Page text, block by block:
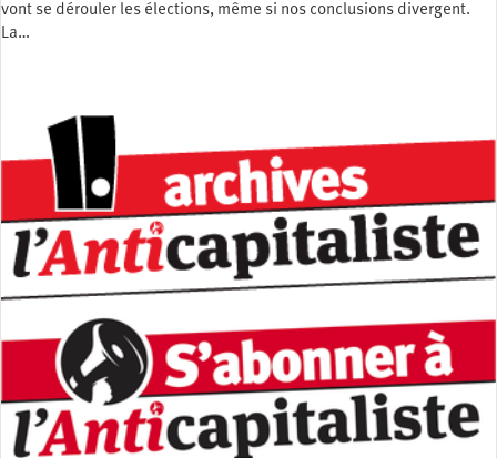
vont se dérouler les élections, même si nos conclusions divergent.
La…